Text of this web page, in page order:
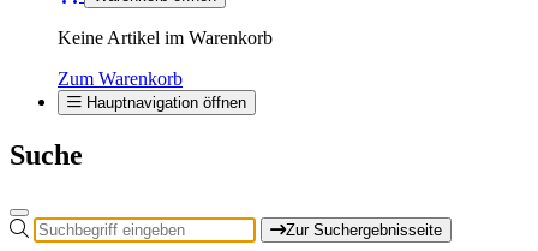
Keine Artikel im Warenkorb
Zum Warenkorb
Hauptnavigation öffnen
Suche
Zur Suchergebnisseite